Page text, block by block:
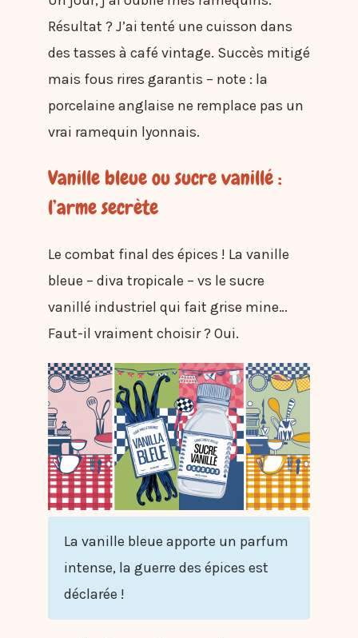
Résultat ? J’ai tenté une cuisson dans
des tasses à café vintage. Succès mitigé
mais fous rires garantis – note : la
porcelaine anglaise ne remplace pas un
vrai ramequin lyonnais.
Vanille bleue ou sucre vanillé :
l’arme secrète
Le combat final des épices ! La vanille
bleue – diva tropicale – vs le sucre
vanillé industriel qui fait grise mine…
Faut-il vraiment choisir ? Oui.
La vanille bleue apporte un parfum
intense, la guerre des épices est
déclarée !